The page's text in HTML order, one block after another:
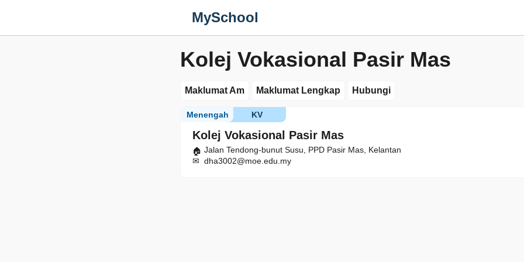
MySchool
Kolej Vokasional Pasir Mas
Maklumat Am Maklumat Lengkap Hubungi
Kolej Vokasional Pasir Mas
KV
Menengah
Jalan Tendong-bunut Susu, PPD Pasir Mas, Kelantan
dha3002@moe.edu.my